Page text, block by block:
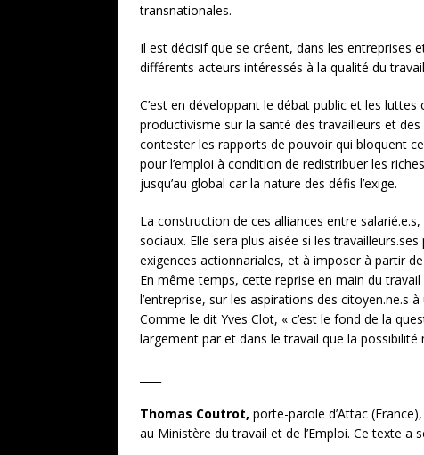
transnationales.
Il est décisif que se créent, dans les
différents acteurs intéressés à la qualité du
C’est en développant le débat public et les
productivisme sur la santé des travailleurs et
contester les rapports de pouvoir qui bloquent
pour l’emploi à condition de redistribuer les
jusqu’au global car la nature des défis l’exige.
La construction de ces alliances entre
sociaux. Elle sera plus aisée si les
exigences actionnariales, et à imposer à partir
En même temps, cette reprise en main du
l’entreprise, sur les aspirations des citoyen.ne.s
Comme le dit Yves Clot, « c’est le fond de la
largement par et dans le travail que la
Thomas Coutrot, porte-parole d’Attac
au Ministère du travail et de l’Emploi. Ce texte a